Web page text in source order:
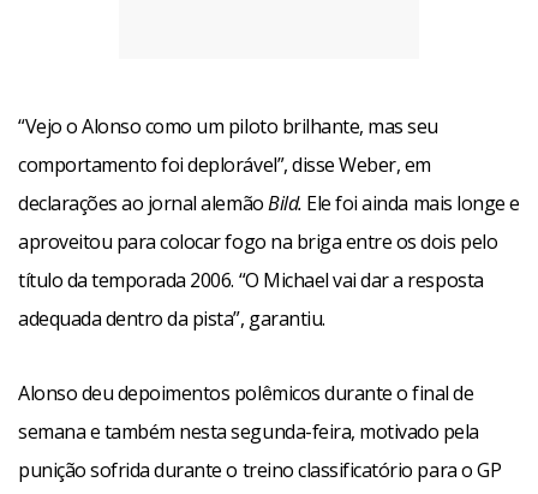
“Vejo o Alonso como um piloto brilhante, mas seu
comportamento foi deplorável”, disse Weber, em
declarações ao jornal alemãoBild. Ele foi ainda mais longe e
aproveitou para colocar fogo na briga entre os dois pelo
título da temporada 2006. “O Michael vai dar a resposta
adequada dentro da pista”, garantiu.
Alonso deu depoimentos polêmicos durante o final de
semana e também nesta segunda-feira, motivado pela
punição sofrida durante o treino classificatório para o GP